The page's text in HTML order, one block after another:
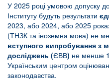
У 2025 році умовою допуску
Інституту будуть результати
2023, або 2024, або 2025
(ТНЗК та іноземна мова) не
вступного випробування з
досліджень (ЄВВ) не менше
Українським центром
законодавства.